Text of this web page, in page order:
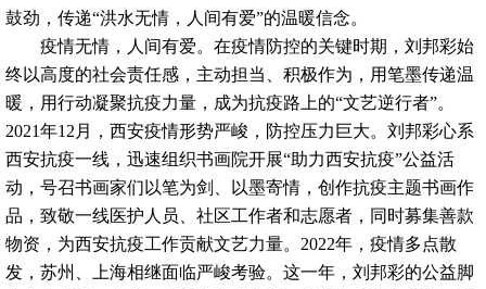
鼓劲，传递“洪水无情，人间有爱”的温暖信念。
疫情无情，人间有爱。在疫情防控的关键时期，刘邦彩始
终以高度的社会责任感，主动担当、积极作为，用笔墨传递温
暖，用行动凝聚抗疫力量，成为抗疫路上的“文艺逆行者”。
2021年12月，西安疫情形势严峻，防控压力巨大。刘邦彩心系
西安抗疫一线，迅速组织书画院开展“助力西安抗疫”公益活
动，号召书画家们以笔为剑、以墨寄情，创作抗疫主题书画作
品，致敬一线医护人员、社区工作者和志愿者，同时募集善款
物资，为西安抗疫工作贡献文艺力量。2022年，疫情多点散
发，苏州、上海相继面临严峻考验。这一年，刘邦彩的公益脚